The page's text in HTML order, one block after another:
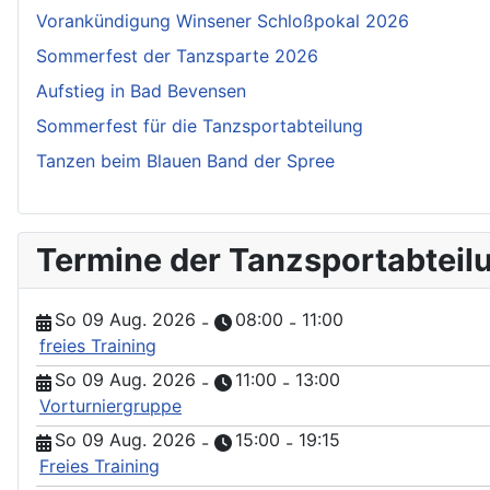
Vorankündigung Winsener Schloßpokal 2026
Sommerfest der Tanzsparte 2026
Aufstieg in Bad Bevensen
Sommerfest für die Tanzsportabteilung
Tanzen beim Blauen Band der Spree
Termine der
So 09 Aug. 2026 - 08:00 - 11:00
freies Training
So 09 Aug. 2026 - 11:00 - 13:00
Vorturniergruppe
So 09 Aug. 2026 - 15:00 - 19:15
Freies Training